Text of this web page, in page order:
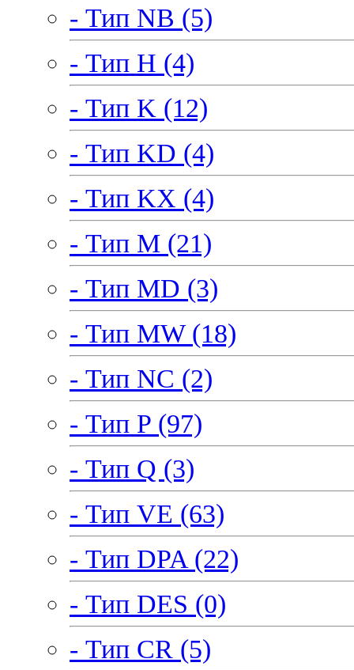
- Тип NB (5)
- Тип H (4)
- Тип K (12)
- Тип KD (4)
- Тип KX (4)
- Тип M (21)
- Тип MD (3)
- Тип MW (18)
- Тип NC (2)
- Тип P (97)
- Тип Q (3)
- Тип VE (63)
- Тип DPA (22)
- Тип DES (0)
- Тип CR (5)